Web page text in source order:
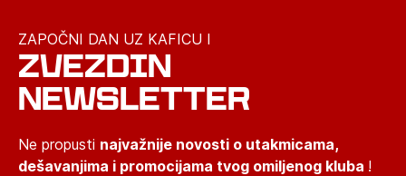
ZAPOČNI DAN UZ KAFICU I
ZVEZDIN
NEWSLETTER
Ne propusti najvažnije novosti o utakmicama,
dešavanjima i promocijama tvog omiljenog kluba !